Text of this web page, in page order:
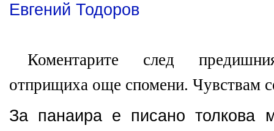
Евгений Тодоров
Коментарите след
отприщиха още спомени. Чувствам
За панаира е писано толкова